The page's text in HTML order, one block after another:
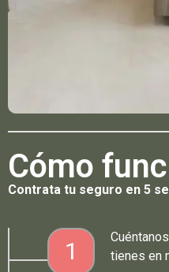
Cómo
Contrata tu seguro en 5
1
tienes en